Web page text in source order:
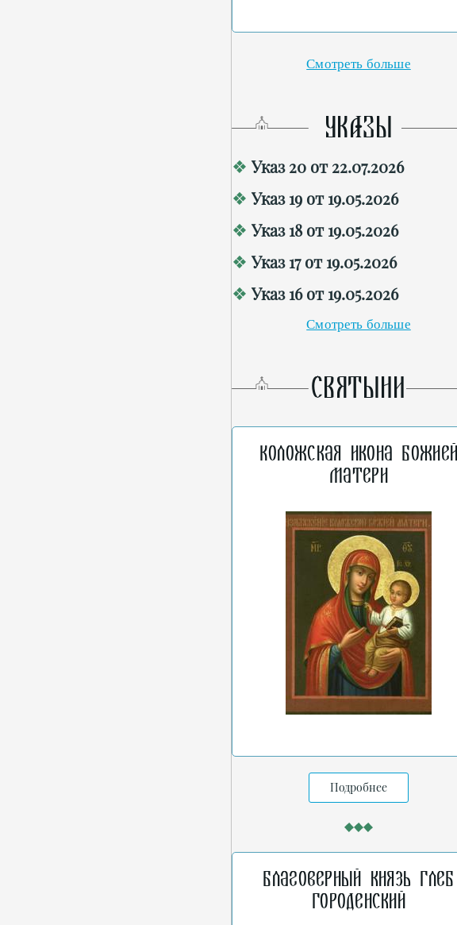
Смотреть больше
УКАЗЫ
Указ 20 от 22.07.2026
Указ 19 от 19.05.2026
Указ 18 от 19.05.2026
Указ 17 от 19.05.2026
Указ 16 от 19.05.2026
Смотреть больше
СВЯТЫНИ
Коложская икона
Матери
Подробнее
Благоверный князь Глеб
Городенский